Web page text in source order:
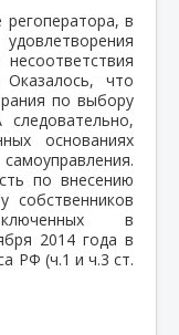
в
Оказалось, что
по выбору
основаниях
по внесению
собственников
в
2014 года в
РФ (ч.1 и ч.3 ст.